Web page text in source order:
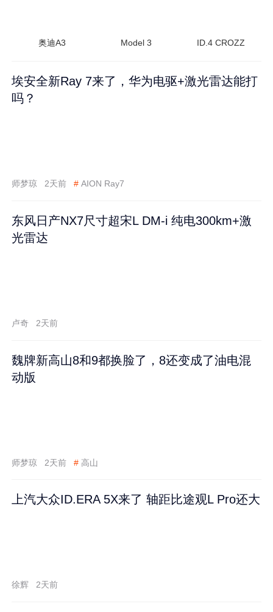
奥迪A3 Model 3 ID.4 CROZZ
埃安全新Ray 7来了，华为电驱+激光雷达能打
吗？
师梦琼 2天前 # AION Ray7
东风日产NX7尺寸超宋L DM-i 纯电300km+激
光雷达
卢奇 2天前
魏牌新高山8和9都换脸了，8还变成了油电混
动版
师梦琼 2天前 # 高山
上汽大众ID.ERA 5X来了 轴距比途观L Pro还大
徐辉 2天前